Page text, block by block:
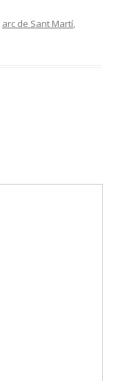
arc de Sant Martí,